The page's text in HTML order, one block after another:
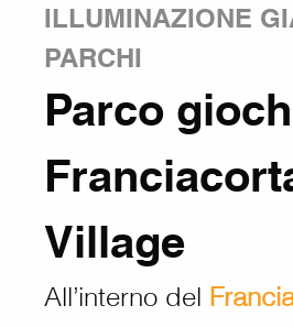
ILLUMINAZIONE
PARCHI
Parco
Village
All’interno del